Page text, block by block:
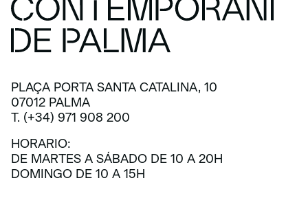
PLAÇA PORTA SANTA CATALINA, 10
07012 PALMA
T. (+34) 971 908 200
HORARIO:
DE MARTES A SÁBADO DE 10 A 20H
DOMINGO DE 10 A 15H